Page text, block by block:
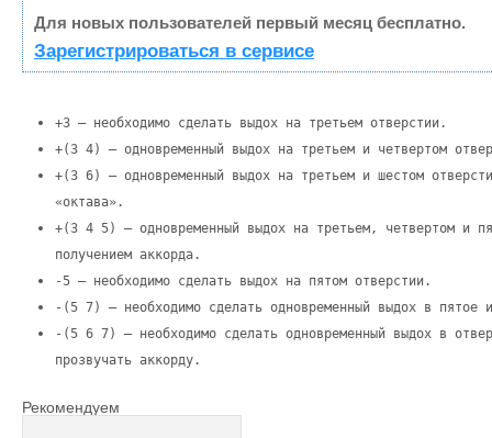
Для новых пользователей первый месяц бесплатно.
Зарегистрироваться в сервисе
+3 – необходимо сделать выдох на третьем отверстии.
+(3 4) – одновременный выдох на третьем и четвертом
+(3 6) – одновременный выдох на третьем и шестом
«октава».
+(3 4 5) – одновременный выдох на третьем, четвертом и
получением аккорда.
-5 – необходимо сделать выдох на пятом отверстии.
-(5 7) – необходимо сделать одновременный выдох в пятое
-(5 6 7) – необходимо сделать одновременный выдох в
прозвучать аккорду.
Рекомендуем